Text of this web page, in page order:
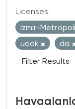
Licenses:
Izmir-
uçak
dış
Filter Results